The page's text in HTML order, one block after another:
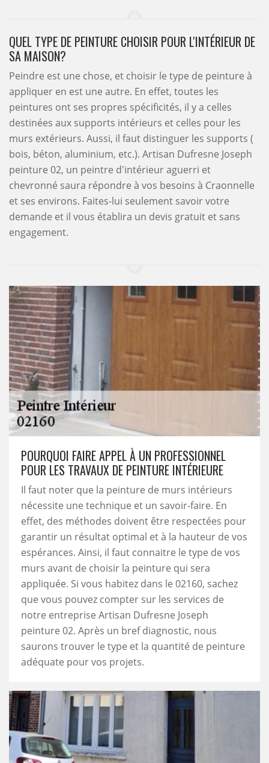
QUEL TYPE DE PEINTURE CHOISIR POUR L'INTÉRIEUR DE
SA MAISON?
Peindre est une chose, et choisir le type de peinture à
appliquer en est une autre. En effet, toutes les
peintures ont ses propres spécificités, il y a celles
destinées aux supports intérieurs et celles pour les
murs extérieurs. Aussi, il faut distinguer les supports (
bois, béton, aluminium, etc.). Artisan Dufresne Joseph
peinture 02, un peintre d'intérieur aguerri et
chevronné saura répondre à vos besoins à Craonnelle
et ses environs. Faites-lui seulement savoir votre
demande et il vous établira un devis gratuit et sans
engagement.
POURQUOI FAIRE APPEL À UN PROFESSIONNEL
POUR LES TRAVAUX DE PEINTURE INTÉRIEURE
Il faut noter que la peinture de murs intérieurs
nécessite une technique et un savoir-faire. En
effet, des méthodes doivent être respectées pour
garantir un résultat optimal et à la hauteur de vos
espérances. Ainsi, il faut connaitre le type de vos
murs avant de choisir la peinture qui sera
appliquée. Si vous habitez dans le 02160, sachez
que vous pouvez compter sur les services de
notre entreprise Artisan Dufresne Joseph
peinture 02. Après un bref diagnostic, nous
saurons trouver le type et la quantité de peinture
adéquate pour vos projets.